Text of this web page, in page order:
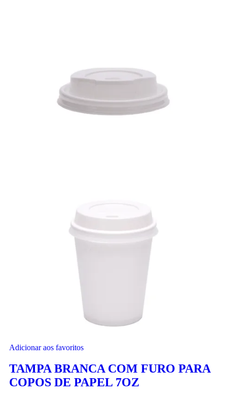
Adicionar aos favoritos
TAMPA BRANCA COM FURO PARA
COPOS DE PAPEL 7OZ